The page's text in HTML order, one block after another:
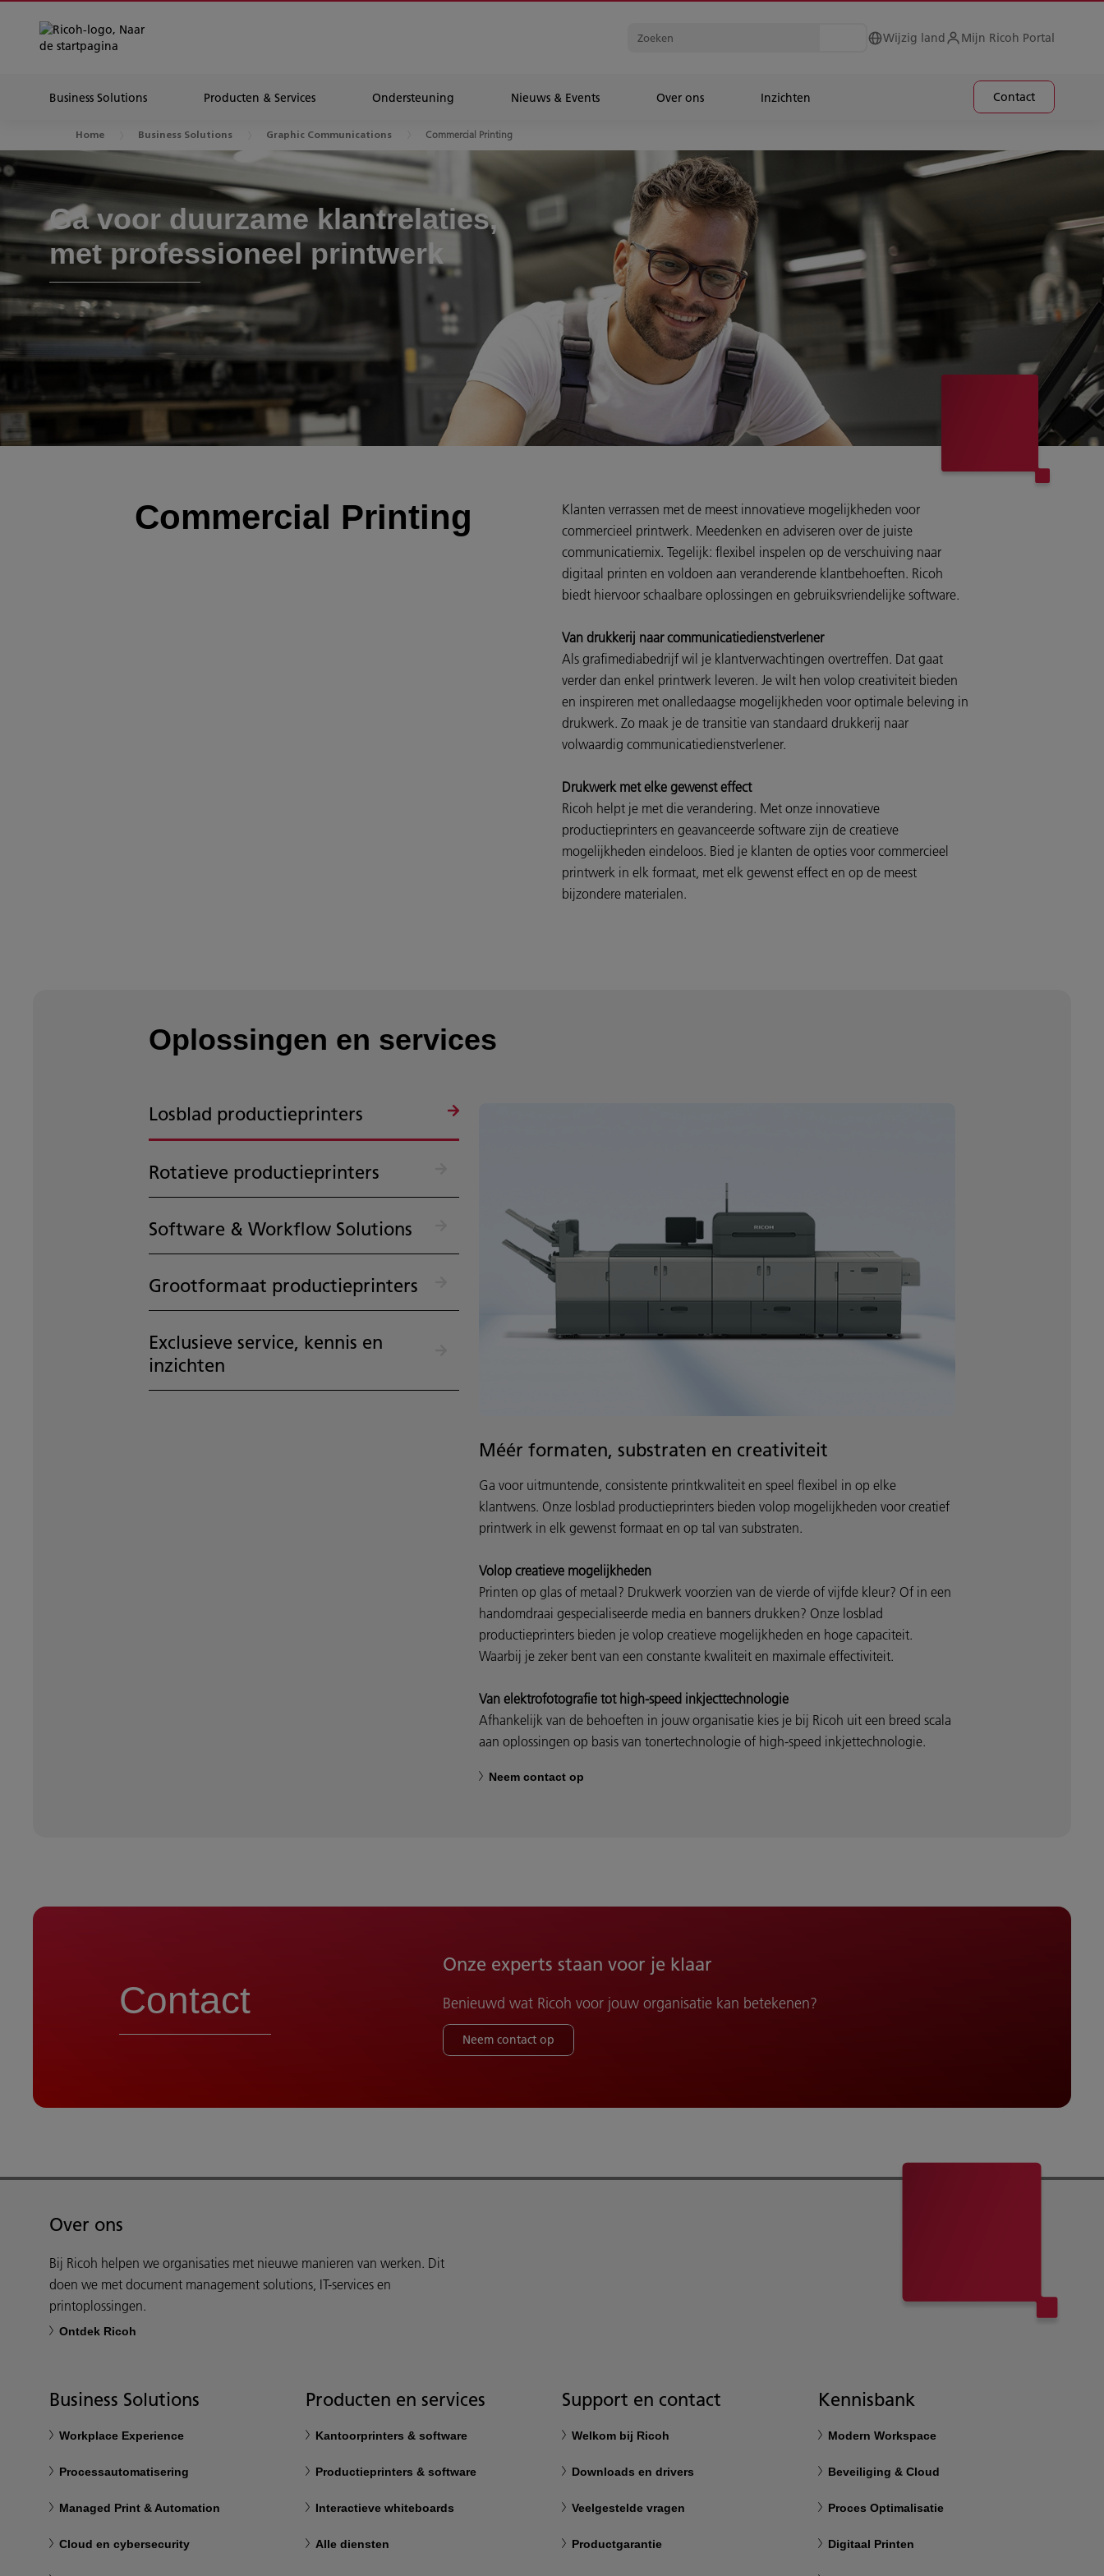
Wijzig land Mijn Ricoh Portal
Business Solutions Producten & Services Ondersteuning Nieuws & Events Over ons Inzichten Contact
Home Business Solutions Graphic Communications Commercial Printing
Ga voor duurzame klantrelaties,
met professioneel printwerk
Commercial Printing
Klanten verrassen met de meest innovatieve mogelijkheden voor
commercieel printwerk. Meedenken en adviseren over de juiste
communicatiemix. Tegelijk: flexibel inspelen op de verschuiving naar
digitaal printen en voldoen aan veranderende klantbehoeften. Ricoh
biedt hiervoor schaalbare oplossingen en gebruiksvriendelijke software.
Van drukkerij naar communicatiedienstverlener
Als grafimediabedrijf wil je klantverwachtingen overtreffen. Dat gaat
verder dan enkel printwerk leveren. Je wilt hen volop creativiteit bieden
en inspireren met onalledaagse mogelijkheden voor optimale beleving in
drukwerk. Zo maak je de transitie van standaard drukkerij naar
volwaardig communicatiedienstverlener.
Drukwerk met elke gewenst effect
Ricoh helpt je met die verandering. Met onze innovatieve
productieprinters en geavanceerde software zijn de creatieve
mogelijkheden eindeloos. Bied je klanten de opties voor commercieel
printwerk in elk formaat, met elk gewenst effect en op de meest
bijzondere materialen.
Oplossingen en services
Losblad productieprinters
Rotatieve productieprinters
Software & Workflow Solutions
Grootformaat productieprinters
Exclusieve service, kennis en
inzichten
Méér formaten, substraten en creativiteit
Ga voor uitmuntende, consistente printkwaliteit en speel flexibel in op elke
klantwens. Onze losblad productieprinters bieden volop mogelijkheden voor creatief
printwerk in elk gewenst formaat en op tal van substraten.
Volop creatieve mogelijkheden
Printen op glas of metaal? Drukwerk voorzien van de vierde of vijfde kleur? Of in een
handomdraai gespecialiseerde media en banners drukken? Onze losblad
productieprinters bieden je volop creatieve mogelijkheden en hoge capaciteit.
Waarbij je zeker bent van een constante kwaliteit en maximale effectiviteit.
Van elektrofotografie tot high-speed inkjecttechnologie
Afhankelijk van de behoeften in jouw organisatie kies je bij Ricoh uit een breed scala
aan oplossingen op basis van tonertechnologie of high-speed inkjettechnologie.
Neem contact op
Contact
Onze experts staan voor je klaar
Benieuwd wat Ricoh voor jouw organisatie kan betekenen?
Neem contact op
Over ons
Bij Ricoh helpen we organisaties met nieuwe manieren van werken. Dit
doen we met document management solutions, IT-services en
printoplossingen.
Ontdek Ricoh
Business Solutions
Workplace Experience
Processautomatisering
Managed Print & Automation
Cloud en cybersecurity
Producten en services
Kantoorprinters & software
Productieprinters & software
Interactieve whiteboards
Alle diensten
Support en contact
Welkom bij Ricoh
Downloads en drivers
Veelgestelde vragen
Productgarantie
Kennisbank
Modern Workspace
Beveiliging & Cloud
Proces Optimalisatie
Digitaal Printen